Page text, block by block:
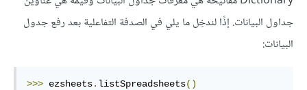
جداول البيانات. إذًا لندخِل ما يلي في الصدفة التفاعلية بعد رفع جدول
البيانات:
>>> ezsheets. listSpreadsheets()